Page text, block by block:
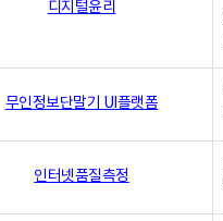
디지털윤리
무인정보단말기 UI플랫폼
인터넷품질측정